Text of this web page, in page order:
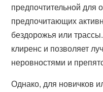
предпочтительной для
предпочитающих
бездорожья или
клиренс и позволяет
неровностями и
Однако, для новичков